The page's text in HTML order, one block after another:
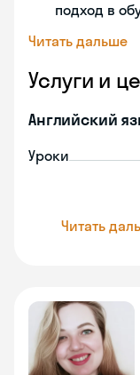
подход в
Читать дальше
Услуги и
Английский
Уроки
Читать